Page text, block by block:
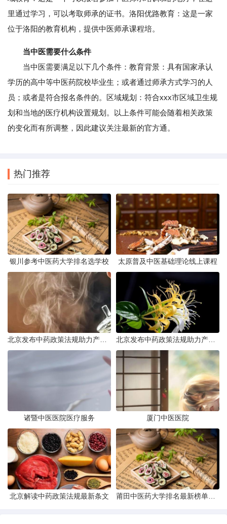
里通过学习，可以考取师承的证书。洛阳优路教育：这是一家
位于洛阳的教育机构，提供中医师承课程培。
当中医需要什么条件
当中医需要满足以下几个条件：教育背景：具有国家承认
学历的高中等中医药院校毕业生；或者通过师承方式学习的人
员；或者是符合报名条件的。区域规划：符合xxx市区域卫生规
划和当地的医疗机构设置规划。以上条件可能会随着相关政策
的变化而有所调整，因此建议关注最新的官方通。
热门推荐
银川参考中医药大学排名选学校 太原普及中医基础理论线上课程
诸暨中医医院医疗服务 厦门中医医院
北京解读中药政策法规最新条文